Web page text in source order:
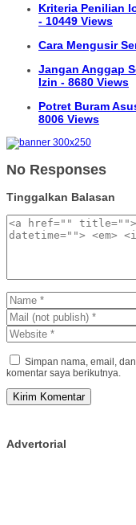
Kriteria Penilian
- 10449 Views
Cara Mengusir
Jangan Anggap
Izin - 8680 Views
Potret Buram
8006 Views
No Responses
Tinggalkan Balasan
Simpan nama, email,
komentar saya berikutnya.
Advertorial